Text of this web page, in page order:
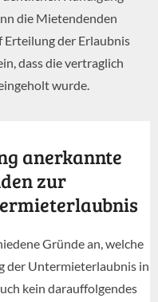
die Mietendenden
Erteilung der Erlaubnis
dass die vertraglich
wurde.
anerkannte
zur
Gründe an, welche
der Untermieterlaubnis in
kein darauffolgendes